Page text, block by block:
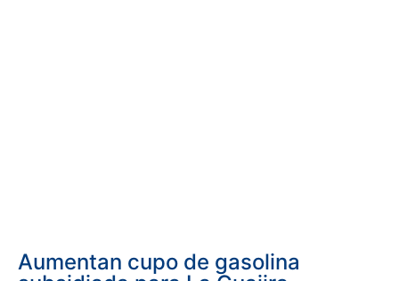
Aumentan cupo de gasolina